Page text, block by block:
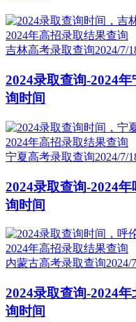
吉林高考录取查询2024/7/
2024录取查询-2024
询时间
宁夏高考录取查询2024/7/
2024录取查询-2024
询时间
内蒙古高考录取查询2024/
2024录取查询-2024
询时间